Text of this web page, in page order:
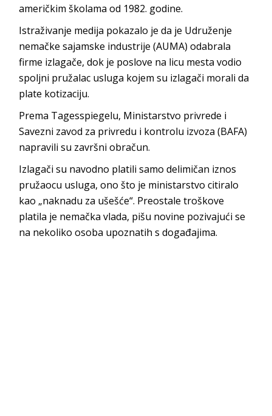
američkim školama od 1982. godine.
Istraživanje medija pokazalo je da je Udruženje
nemačke sajamske industrije (AUMA) odabrala
firme izlagače, dok je poslove na licu mesta vodio
spoljni pružalac usluga kojem su izlagači morali da
plate kotizaciju.
Prema Tagesspiegelu, Ministarstvo privrede i
Savezni zavod za privredu i kontrolu izvoza (BAFA)
napravili su završni obračun.
Izlagači su navodno platili samo delimičan iznos
pružaocu usluga, ono što je ministarstvo citiralo
kao „naknadu za ušešće“. Preostale troškove
platila je nemačka vlada, pišu novine pozivajući se
na nekoliko osoba upoznatih s događajima.